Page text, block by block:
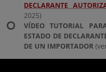
DECLARANTE
2025)
VÍDEO TUTORIAL
ESTADO DE
DE UN IMPORTADOR